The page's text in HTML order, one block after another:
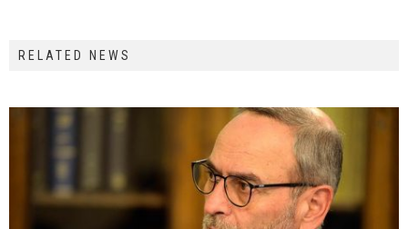
RELATED NEWS